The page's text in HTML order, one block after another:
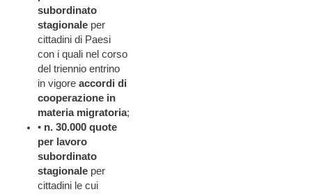
subordinato
stagionaleper
cittadini di Paesi
con i quali nel corso
del triennio entrino
in vigore accordi di
cooperazione in
materia migratoria;
• n. 30.000 quote
per lavoro
subordinato
stagionaleper
cittadini le cui